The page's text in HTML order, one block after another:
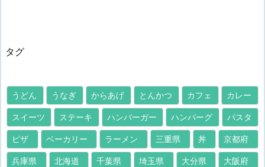
タグ
うどん うなぎ からあげ とんかつ カフェ カレー
スイーツ ステーキ ハンバーガー ハンバーグ パスタ
ピザ ベーカリー ラーメン 三重県 丼 京都府
兵庫県 北海道 千葉県 埼玉県 大分県 大阪府